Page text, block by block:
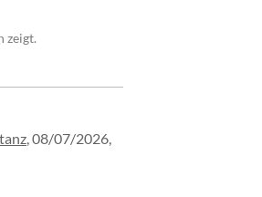
zeigt.
tanz 08/07/2026,